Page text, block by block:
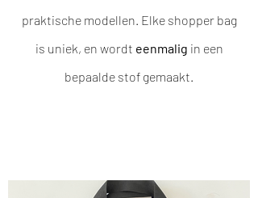
praktische modellen. Elke shopper bag
is uniek, en wordt eenmalig in een
bepaalde stof gemaakt.